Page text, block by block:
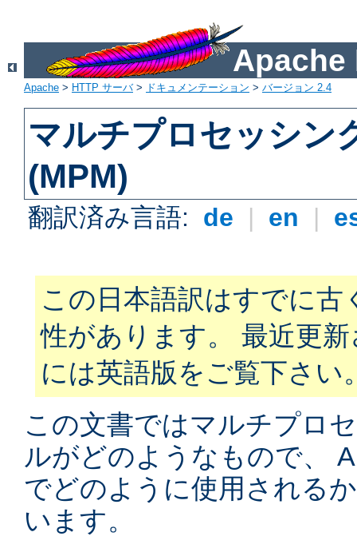
Apache
Apache > HTTP サーバ> ドキュメンテーション > バージョン 2.4
マルチプロセッシン
(MPM)
翻訳済み言語: de | en |
この日本語訳はすでに古
性があります。 最近更
には英語版をご覧下さい
この文書ではマルチプロ
ルがどのようなもので、
でどのように使用される
います。